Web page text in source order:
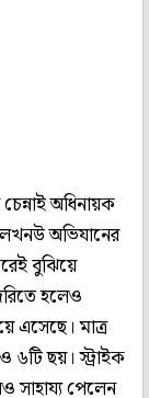
অধিনায়ক
অভিযানের
বুঝিয়ে
হলেও
এসেছে। মাত্র
৬টি ছয়। স্ট্রাইক
সাহায্য পেলেন